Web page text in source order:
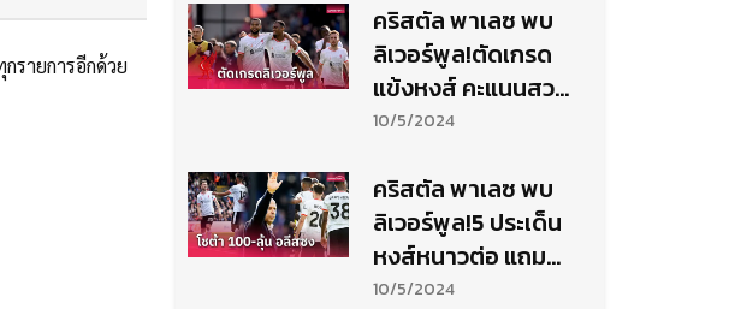
รายการอีกด้วย
คริสตัล พาเลซ พบ
ลิเวอร์พูล!ตัดเกรด
แข้งหงส์ คะแนนสวย
หลายคน
10/5/2024
คริสตัล พาเลซ พบ
ลิเวอร์พูล!5 ประเด็น
หงส์หนาวต่อ แถมทำ
สถิติ
10/5/2024